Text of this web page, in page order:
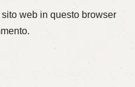
web in questo browser